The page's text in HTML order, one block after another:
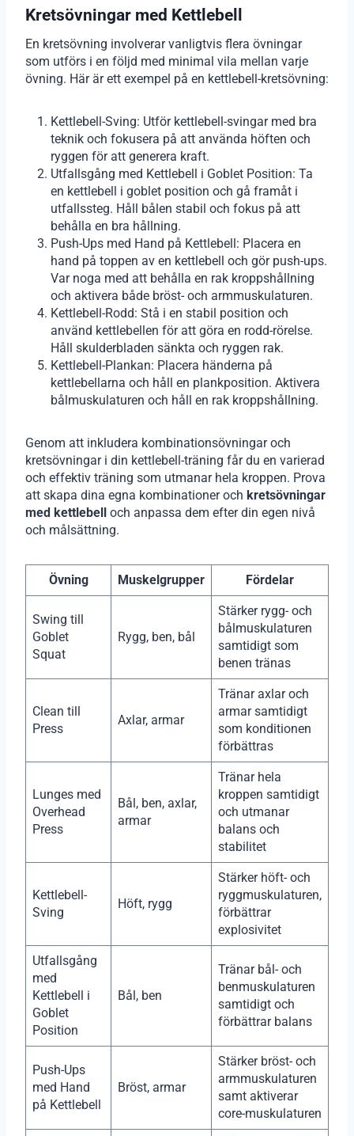
Kretsövningar med Kettlebell
En kretsövning involverar vanligtvis flera övningar
som utförs i en följd med minimal vila mellan varje
övning. Här är ett exempel på en kettlebell-kretsövning:
Kettlebell-Sving: Utför kettlebell-svingar med bra
teknik och fokusera på att använda höften och
ryggen för att generera kraft.
Utfallsgång med Kettlebell i Goblet Position: Ta
en kettlebell i goblet position och gå framåt i
utfallssteg. Håll bålen stabil och fokus på att
behålla en bra hållning.
Push-Ups med Hand på Kettlebell: Placera en
hand på toppen av en kettlebell och gör push-ups.
Var noga med att behålla en rak kroppshållning
och aktivera både bröst- och armmuskulaturen.
Kettlebell-Rodd: Stå i en stabil position och
använd kettlebellen för att göra en rodd-rörelse.
Håll skulderbladen sänkta och ryggen rak.
Kettlebell-Plankan: Placera händerna på
kettlebellarna och håll en plankposition. Aktivera
bålmuskulaturen och håll en rak kroppshållning.
Genom att inkludera kombinationsövningar och
kretsövningar i din kettlebell-träning får du en varierad
och effektiv träning som utmanar hela kroppen. Prova
att skapa dina egna kombinationer och kretsövningar
med kettlebell
och anpassa dem efter din egen nivå
och målsättning.
Övning Muskelgrupper Fördelar
Swing till
Goblet
Squat
Rygg, ben, bål
Stärker rygg- och
bålmuskulaturen
samtidigt som
benen tränas
Clean till
Press
Axlar, armar
Tränar axlar och
armar samtidigt
som konditionen
förbättras
Lunges med
Overhead
Press
Bål, ben, axlar,
armar
Tränar hela
kroppen samtidigt
och utmanar
balans och
stabilitet
Kettlebell-
Sving
Höft, rygg
Stärker höft- och
ryggmuskulaturen,
förbättrar
explosivitet
Utfallsgång
med
Kettlebell i
Goblet
Position
Bål, ben
Tränar bål- och
benmuskulaturen
samtidigt och
förbättrar balans
Push-Ups
med Hand
på Kettlebell
Bröst, armar
Stärker bröst- och
armmuskulaturen
samt aktiverar
core-muskulaturen